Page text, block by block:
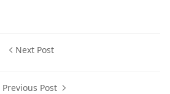
Next Post
Previous Post